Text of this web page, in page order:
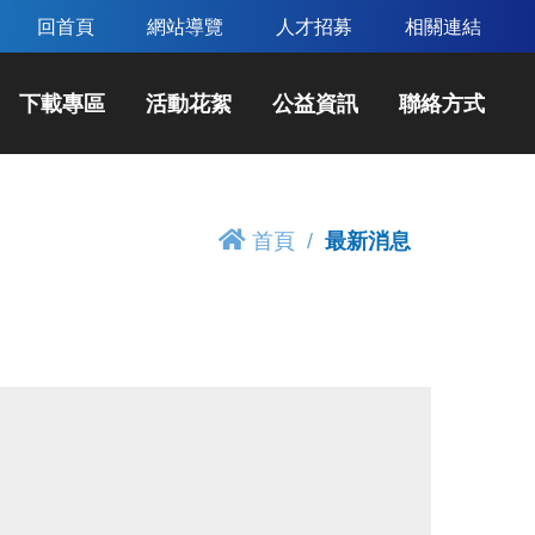
回首頁 網站導覽 人才招募 相關連結
下載專區 活動花絮 公益資訊 聯絡方式
首頁 最新消息